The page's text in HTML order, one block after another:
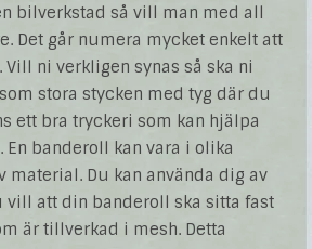
bilverkstad så vill man med all
Det går numera mycket enkelt att
ni verkligen synas så ska ni
stora stycken med tyg där du
ett bra tryckeri som kan hjälpa
banderoll kan vara i olika
Du kan använda dig av
vill att din banderoll ska sitta fast
är tillverkad i mesh. Detta